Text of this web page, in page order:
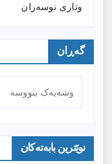
وتارى نوسەران
گەڕان
نوێترین بابەتەکان